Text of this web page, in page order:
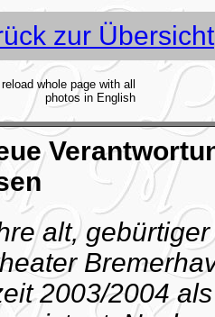
zur Übersicht
reload whole page with all
photos in English
alt,
2003/2004